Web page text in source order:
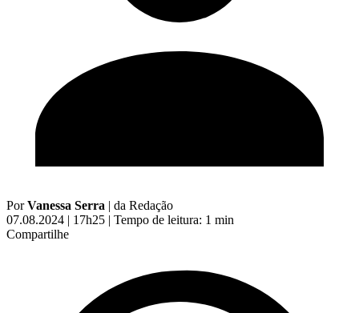
PorVanessa Serra | da Redação
07.08.2024 | 17h25 | Tempo de leitura: 1 min
Compartilhe